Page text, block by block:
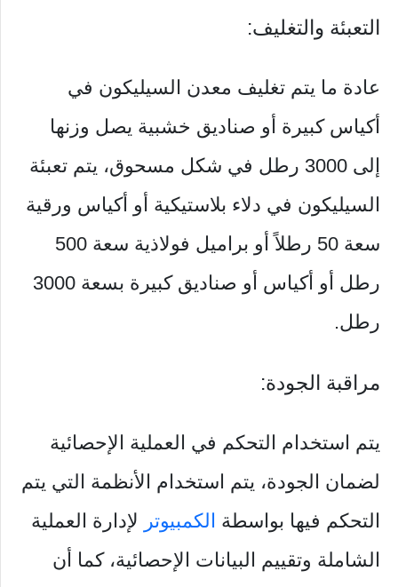
التعبئة والتغليف:
عادة ما يتم تغليف معدن السيليكون في
أكياس كبيرة أو صناديق خشبية يصل وزنها
إلى 3000 رطل في شكل مسحوق، يتم تعبئة
السيليكون في دلاء بلاستيكية أو أكياس ورقية
سعة 50 رطلاً أو براميل فولاذية سعة 500
رطل أو أكياس أو صناديق كبيرة بسعة 3000
رطل.
مراقبة الجودة:
يتم استخدام التحكم في العملية الإحصائية
لضمان الجودة، يتم استخدام الأنظمة التي يتم
التحكم فيها بواسطة الكمبيوتر لإدارة العملية
الشاملة وتقييم البيانات الإحصائية، كما أن